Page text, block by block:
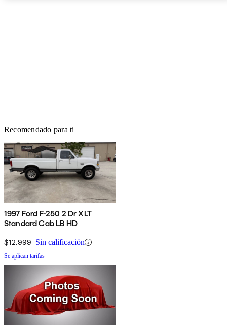
Recomendado para ti
1997 Ford F-250 2 Dr XLT
Standard Cab LB HD
$12,999 Sin calificación
Se aplican tarifas